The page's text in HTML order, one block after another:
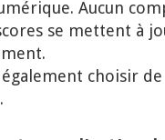
Aucun
se mettent à
également choisir
.